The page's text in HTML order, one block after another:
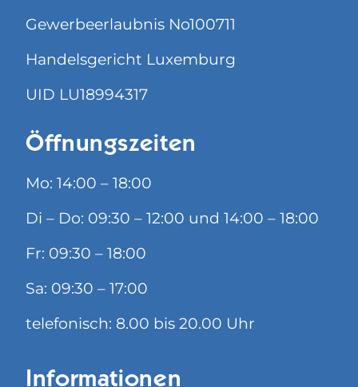
Gewerbeerlaubnis No100711
Handelsgericht Luxemburg
UID LU18994317
Öffnungszeiten
Mo: 14:00 – 18:00
Di – Do: 09:30 – 12:00 und 14:00 – 18:00
Fr: 09:30 – 18:00
Sa: 09:30 – 17:00
telefonisch: 8.00 bis 20.00 Uhr
Informationen